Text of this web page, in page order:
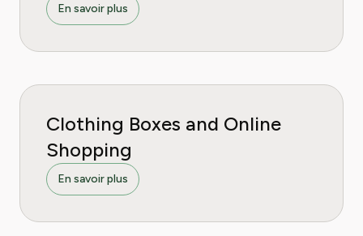
En savoir plus
Clothing Boxes and Online
Shopping
En savoir plus